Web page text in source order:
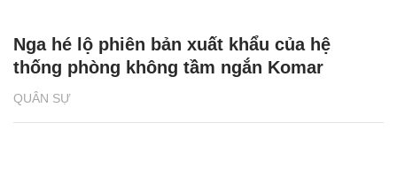
QUÂN SỰ
Nga hé lộ phiên bản xuất khẩu của hệ
thống phòng không tầm ngắn Komar